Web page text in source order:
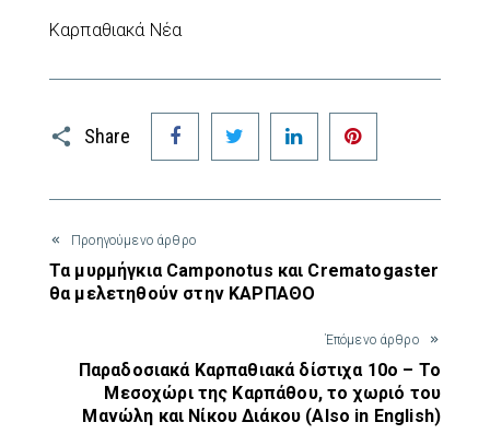
Καρπαθιακά Νέα
Share
Facebook Twitter LinkedIn
Προηγούμενο άρθρο
Τα μυρμήγκια Camponotus και Crematogaster
θα μελετηθούν στην ΚΑΡΠΑΘΟ
Έπόμενο άρθρο
Παραδοσιακά Καρπαθιακά δίστιχα 10ο – Το
Μεσοχώρι της Καρπάθου, το χωριό του
Μανώλη και Νίκου Διάκου (Also in English)